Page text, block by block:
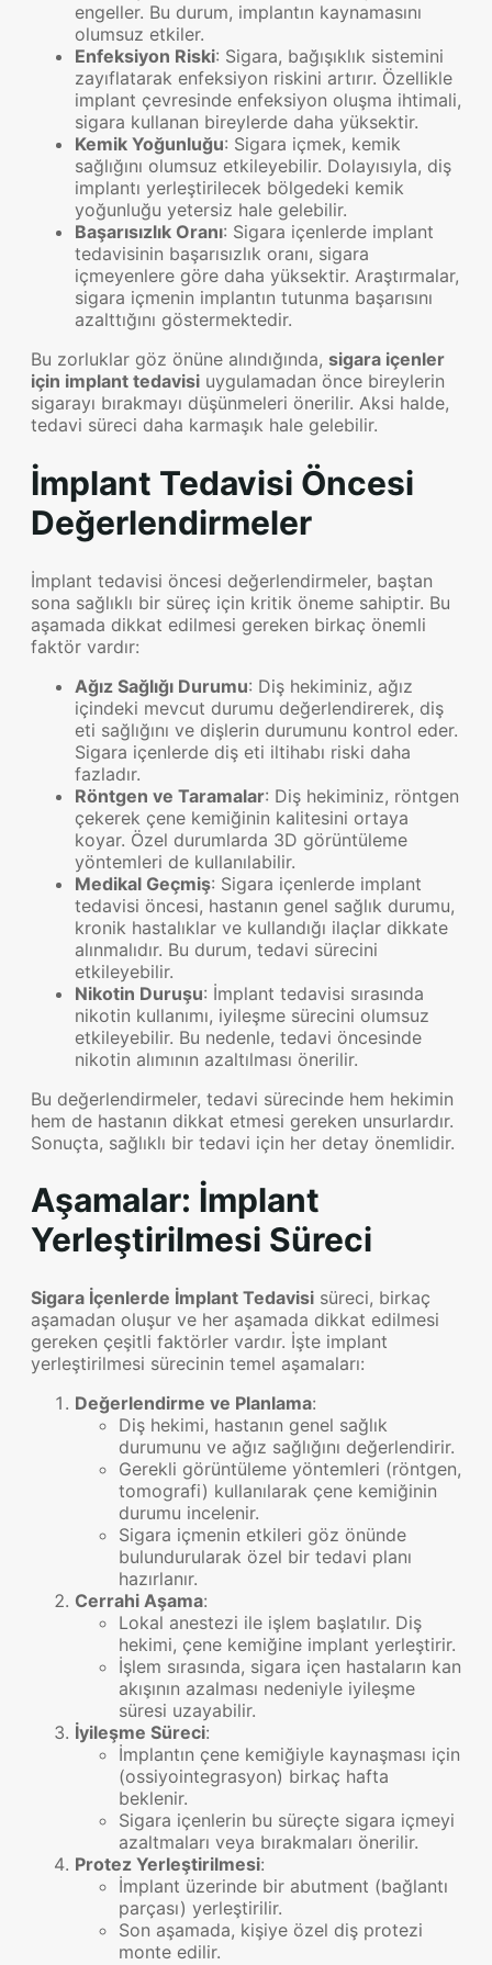
engeller. Bu durum, implantın kaynamasını
olumsuz etkiler.
Enfeksiyon Riski: Sigara, bağışıklık sistemini
zayıflatarak enfeksiyon riskini artırır. Özellikle
implant çevresinde enfeksiyon oluşma ihtimali,
sigara kullanan bireylerde daha yüksektir.
Kemik Yoğunluğu: Sigara içmek, kemik
sağlığını olumsuz etkileyebilir. Dolayısıyla, diş
implantı yerleştirilecek bölgedeki kemik
yoğunluğu yetersiz hale gelebilir.
Başarısızlık Oranı: Sigara içenlerde implant
tedavisinin başarısızlık oranı, sigara
içmeyenlere göre daha yüksektir. Araştırmalar,
sigara içmenin implantın tutunma başarısını
azalttığını göstermektedir.
Bu zorluklar göz önüne alındığında, sigara içenler
için implant tedavisi uygulamadan önce bireylerin
sigarayı bırakmayı düşünmeleri önerilir. Aksi halde,
tedavi süreci daha karmaşık hale gelebilir.
İmplant Tedavisi Öncesi
Değerlendirmeler
İmplant tedavisi öncesi değerlendirmeler, baştan
sona sağlıklı bir süreç için kritik öneme sahiptir. Bu
aşamada dikkat edilmesi gereken birkaç önemli
faktör vardır:
Ağız Sağlığı Durumu: Diş hekiminiz, ağız
içindeki mevcut durumu değerlendirerek, diş
eti sağlığını ve dişlerin durumunu kontrol eder.
Sigara içenlerde diş eti iltihabı riski daha
fazladır.
Röntgen ve Taramalar: Diş hekiminiz, röntgen
çekerek çene kemiğinin kalitesini ortaya
koyar. Özel durumlarda 3D görüntüleme
yöntemleri de kullanılabilir.
Medikal Geçmiş: Sigara içenlerde implant
tedavisi öncesi, hastanın genel sağlık durumu,
kronik hastalıklar ve kullandığı ilaçlar dikkate
alınmalıdır. Bu durum, tedavi sürecini
etkileyebilir.
Nikotin Duruşu: İmplant tedavisi sırasında
nikotin kullanımı, iyileşme sürecini olumsuz
etkileyebilir. Bu nedenle, tedavi öncesinde
nikotin alımının azaltılması önerilir.
Bu değerlendirmeler, tedavi sürecinde hem hekimin
hem de hastanın dikkat etmesi gereken unsurlardır.
Sonuçta, sağlıklı bir tedavi için her detay önemlidir.
Aşamalar: İmplant
Yerleştirilmesi Süreci
Sigara İçenlerde İmplant Tedavisi süreci, birkaç
aşamadan oluşur ve her aşamada dikkat edilmesi
gereken çeşitli faktörler vardır. İşte implant
yerleştirilmesi sürecinin temel aşamaları:
Değerlendirme ve Planlama:
Diş hekimi, hastanın genel sağlık
durumunu ve ağız sağlığını değerlendirir.
Gerekli görüntüleme yöntemleri (röntgen,
tomografi) kullanılarak çene kemiğinin
durumu incelenir.
Sigara içmenin etkileri göz önünde
bulundurularak özel bir tedavi planı
hazırlanır.
Cerrahi Aşama:
Lokal anestezi ile işlem başlatılır. Diş
hekimi, çene kemiğine implant yerleştirir.
İşlem sırasında, sigara içen hastaların kan
akışının azalması nedeniyle iyileşme
süresi uzayabilir.
İyileşme Süreci:
İmplantın çene kemiğiyle kaynaşması için
(ossiyointegrasyon) birkaç hafta
beklenir.
Sigara içenlerin bu süreçte sigara içmeyi
azaltmaları veya bırakmaları önerilir.
Protez Yerleştirilmesi:
İmplant üzerinde bir abutment (bağlantı
parçası) yerleştirilir.
Son aşamada, kişiye özel diş protezi
monte edilir.